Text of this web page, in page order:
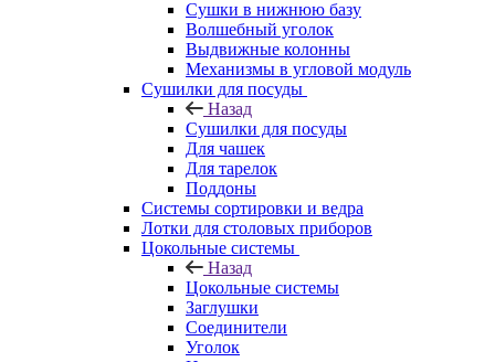
Сушки в нижнюю базу
Волшебный уголок
Выдвижные колонны
Механизмы в угловой модуль
Сушилки для посуды
Назад
Сушилки для посуды
Для чашек
Для тарелок
Поддоны
Системы сортировки и ведра
Лотки для столовых приборов
Цокольные системы
Назад
Цокольные системы
Заглушки
Соединители
Уголок